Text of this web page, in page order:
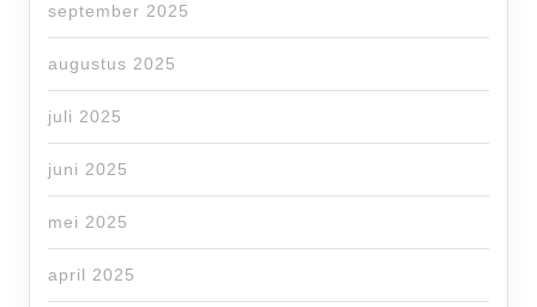
september 2025
augustus 2025
juli 2025
juni 2025
mei 2025
april 2025